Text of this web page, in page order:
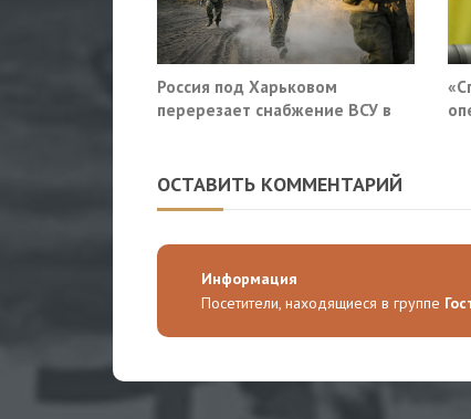
Россия под Харьковом
перерезает снабжение ВСУ в
ОСТАВИТЬ КОММЕНТАРИЙ
Информация
Посетители, находящиеся в группе